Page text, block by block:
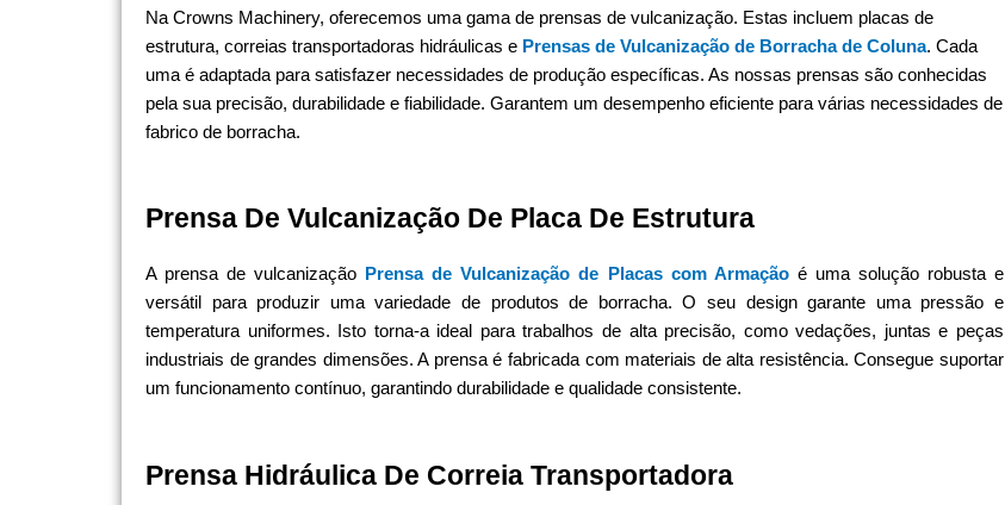
Na Crowns Machinery, oferecemos uma gama de prensas de vulcanização. Estas incluem placas de
estrutura, correias transportadoras hidráulicas e Prensas de Vulcanização de Borracha de Coluna. Cada
uma é adaptada para satisfazer necessidades de produção específicas. As nossas prensas são conhecidas
pela sua precisão, durabilidade e fiabilidade. Garantem um desempenho eficiente para várias necessidades de
fabrico de borracha.
Prensa De Vulcanização De Placa De Estrutura
A prensa de vulcanização Prensa de Vulcanização de Placas com Armaçãoé uma solução robusta e
versátil para produzir uma variedade de produtos de borracha. O seu design garante uma pressão e
temperatura uniformes. Isto torna-a ideal para trabalhos de alta precisão, como vedações, juntas e peças
industriais de grandes dimensões. A prensa é fabricada com materiais de alta resistência. Consegue suportar
um funcionamento contínuo, garantindo durabilidade e qualidade consistente.
Prensa Hidráulica De Correia Transportadora